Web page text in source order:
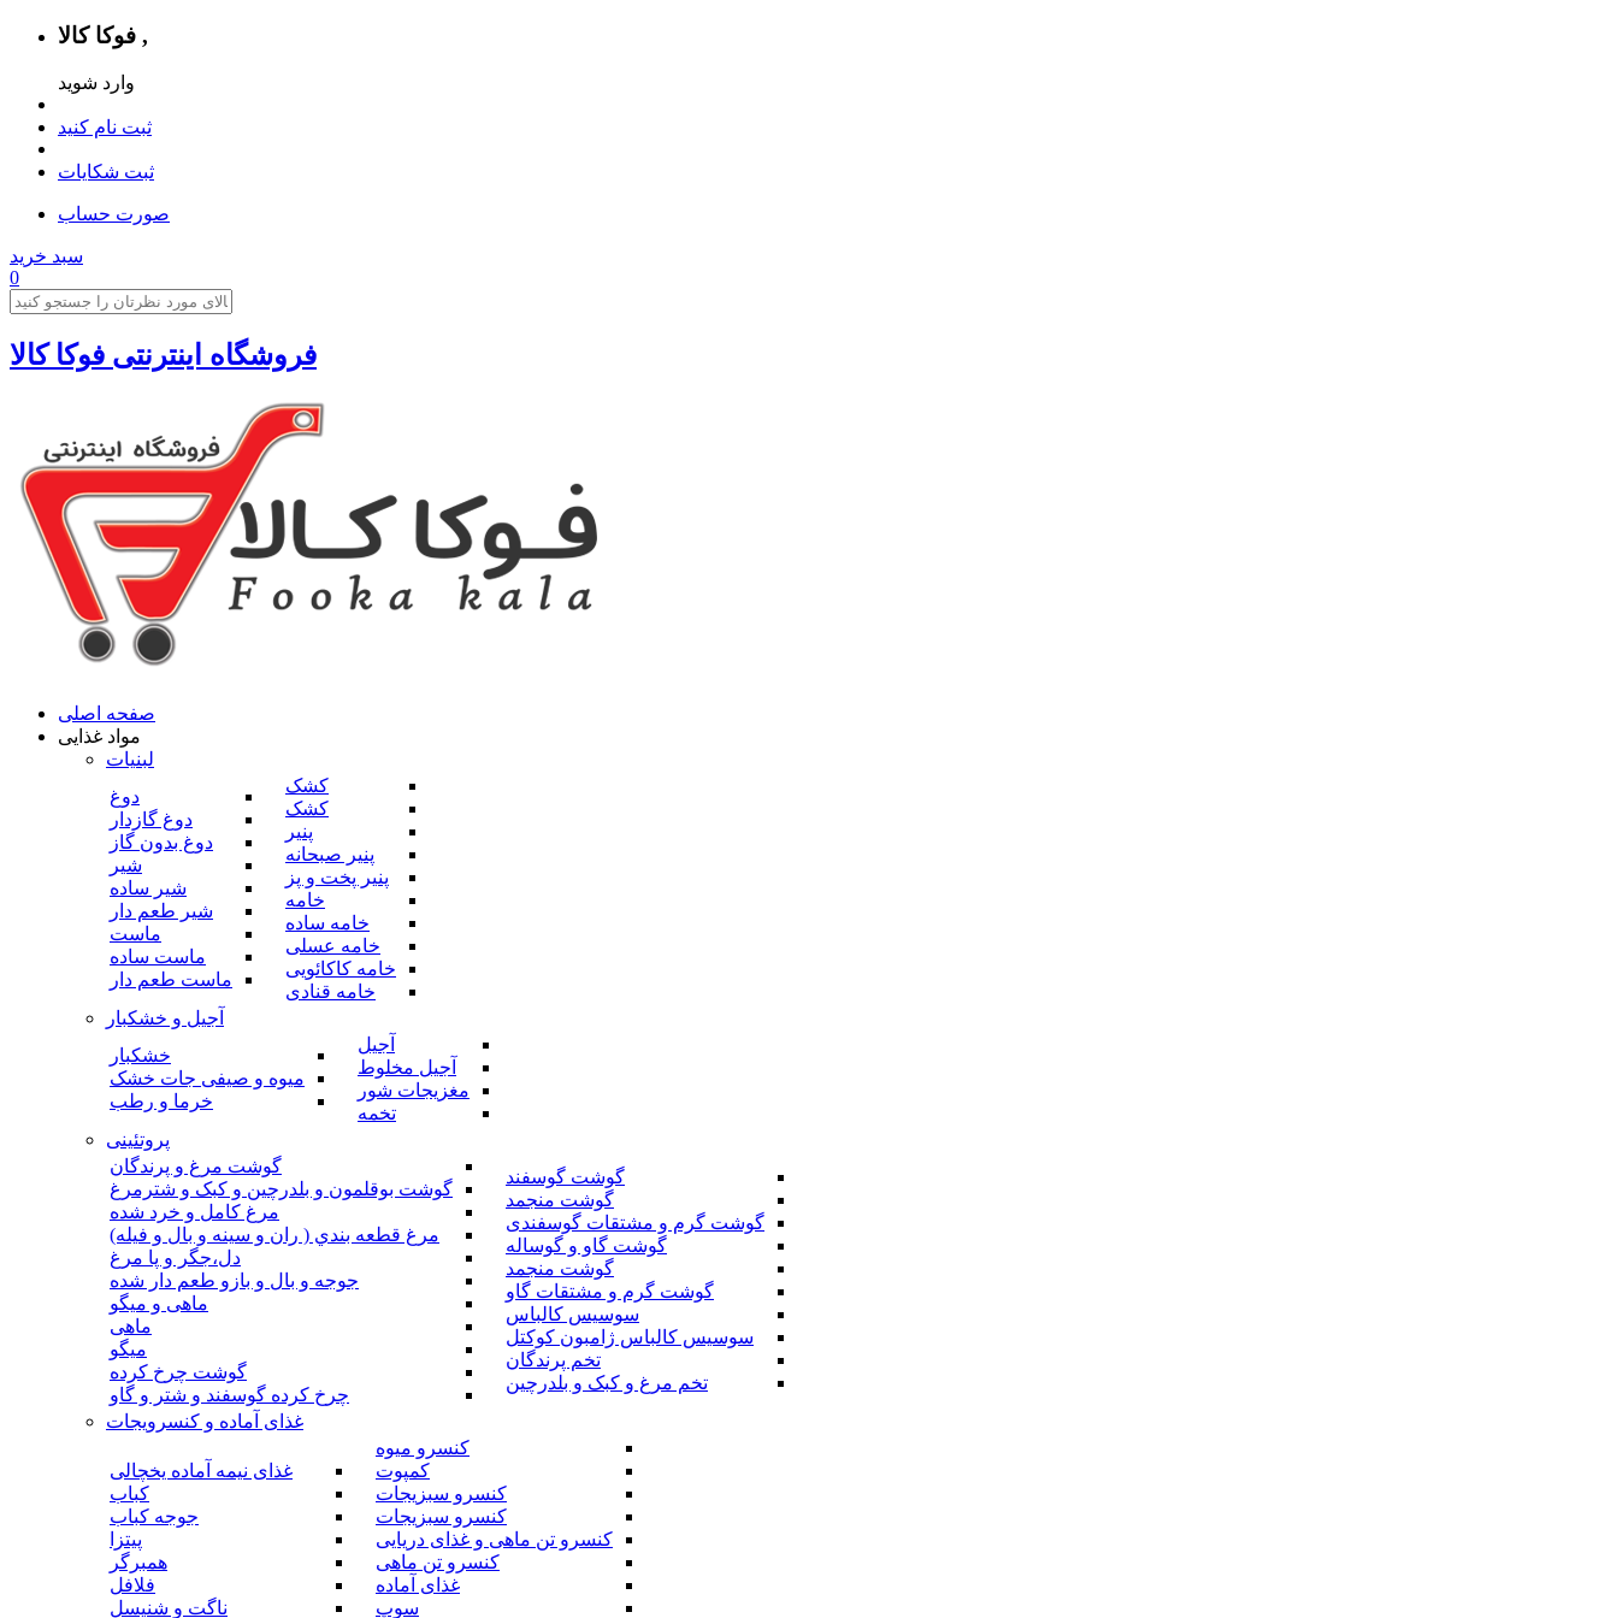
فوکا کالا ,
وارد شوید
ثبت نام کنید
ثبت شکایات
صورت حساب
سبد خرید
0
فروشگاه اینترنتی فوکا کالا
صفحه اصلی
مواد غذایی
لبنیات
کشک
کشک
پنیر
پنیر صبحانه
پنیر پخت و پز
خامه
خامه ساده
خامه عسلی
خامه کاکائویی
خامه قنادی
دوغ
دوغ گازدار
دوغ بدون گاز
شیر
شیر ساده
شیر طعم دار
ماست
ماست ساده
ماست طعم دار
آجیل و خشکبار
آجیل
آجیل مخلوط
مغزیجات شور
تخمه
خشکبار
میوه و صیفی جات خشک
خرما و رطب
پروتئینی
گوشت گوسفند
گوشت منجمد
گوشت گرم و مشتقات گوسفندی
گوشت گاو و گوساله
گوشت منجمد
گوشت گرم و مشتقات گاو
سوسیس کالباس
سوسیس کالباس ژامبون کوکتل
تخم پرندگان
تخم مرغ و کبک و بلدرچین
گوشت مرغ و پرندگان
گوشت بوقلمون و بلدرچین و کبک و شترمرغ
مرغ کامل و خرد شده
مرغ قطعه بندي ( ران و سينه و بال و فيله)
دل،جگر و پا مرغ
جوجه و بال و بازو طعم دار شده
ماهی و میگو
ماهی
میگو
گوشت چرخ کرده
چرخ کرده گوسفند و شتر و گاو
غذای آماده و کنسرویجات
کنسرو میوه
کمپوت
کنسرو سبزیجات
کنسرو سبزیجات
کنسرو تن ماهی و غذای دریایی
کنسرو تن ماهی
غذای آماده
سوپ
غذای نیمه آماده یخچالی
کباب
جوجه کباب
پیتزا
همبرگر
فلافل
ناگت و شنیسل